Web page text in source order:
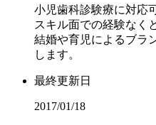
小児歯科診験療に対応
スキル面での経験なく
結婚や育児によるブラ
します。
最終更新日
2017/01/18